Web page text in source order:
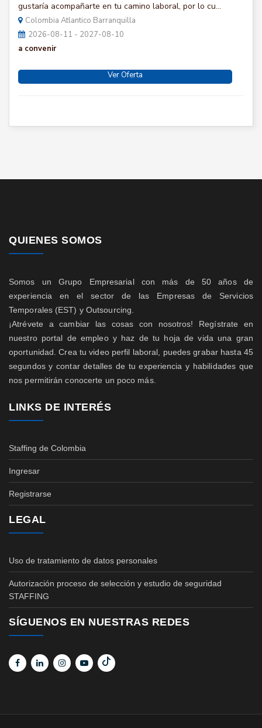
gustaría acompañarte en tu camino laboral, por lo cu...
Colombia Atlantico Barranquilla
2026-08-11 - 2027-08-10
a convenir
Ver Oferta
QUIENES SOMOS
Somos un Grupo Empresarial con más de 50 años de
experiencia en el sector de las Empresas de Servicios
Temporales (EST) y Outsourcing.
¡Atrévete a cambiar las cosas con nosotros! Regístrate en
nuestro portal de empleo y haz de tu hoja de vida una gran
oportunidad. Crea tu video perfil laboral, puedes grabar hasta 45
segundos y contar detalles de tu experiencia y habilidades que
nos permitirán conocerte un poco más.
LINKS DE INTERÉS
Staffing de Colombia
Ingresar
Registrarse
LEGAL
Uso de tratamiento de datos personales
Autorización proceso de selección y estudio de seguridad
STAFFING
SÍGUENOS EN NUESTRAS REDES